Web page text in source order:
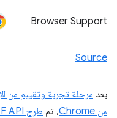
Browser Support
Source
بعد
من Chrome
، تم طرح LoAF API من الإصدار 123 من Chrome